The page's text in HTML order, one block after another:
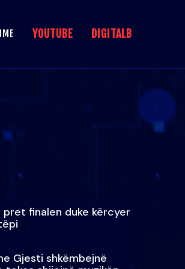
YOUTUBE DIGITALB
pret finalen duke kërcyer
Gjesti shkëmbejnë